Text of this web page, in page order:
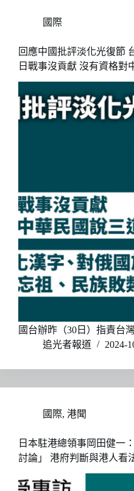
國際
回應中國批評淡化光復節
日戰事沒貢獻 沒有資格對
國台辦昨（30日）指責台
追光者報道
2024-
國際, 港聞
日本駐港總領事岡田健一
討論」 港府判斷與港人看